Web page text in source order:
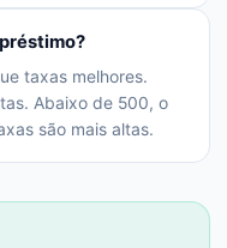
taxas melhores.
Abaixo de 500, o
são mais altas.